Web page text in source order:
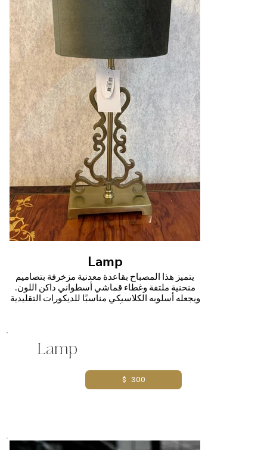
Lamp
$ 300
Lamp
يتميز هذا المصباح بقاعدة معدنية مزخرفة بتصاميم
منحنية ملتفة وغطاء قماشي أسطواني داكن اللون.
ويجعله أسلوبه الكلاسيكي مناسبًا للديكورات التقليدية